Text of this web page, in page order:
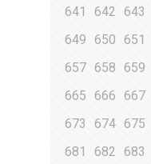
641
642 643
649
650 651
657 658 659
665
666 667
673
674 675
681
682 683